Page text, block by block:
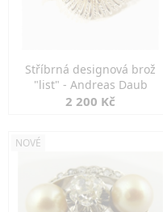
Stříbrná designová brož
"list" - Andreas Daub
2 200 Kč
NOVÉ